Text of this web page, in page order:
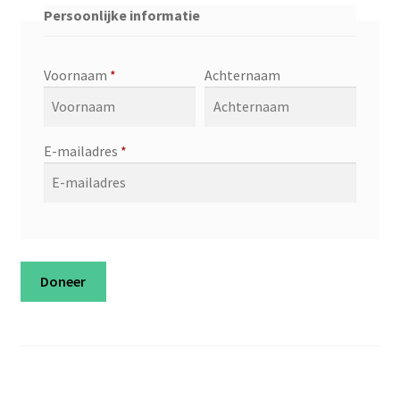
Persoonlijke informatie
Voornaam * Achternaam
E-mailadres *